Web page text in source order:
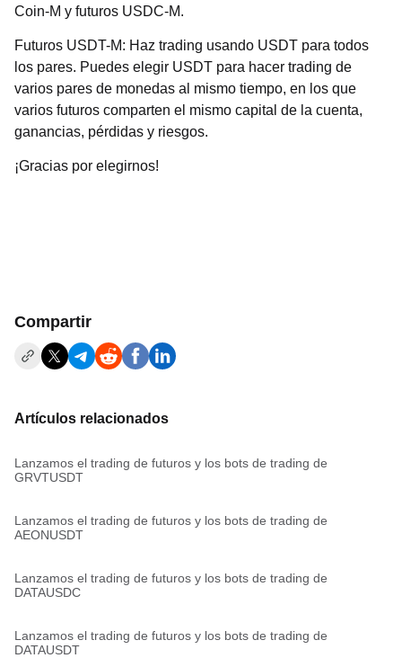
Coin-M y futuros USDC-M.
Futuros USDT-M: Haz trading usando USDT para todos
los pares. Puedes elegir USDT para hacer trading de
varios pares de monedas al mismo tiempo, en los que
varios futuros comparten el mismo capital de la cuenta,
ganancias, pérdidas y riesgos.
¡Gracias por elegirnos!
Compartir
Artículos relacionados
Lanzamos el trading de futuros y los bots de trading de
GRVTUSDT
Lanzamos el trading de futuros y los bots de trading de
AEONUSDT
Lanzamos el trading de futuros y los bots de trading de
DATAUSDC
Lanzamos el trading de futuros y los bots de trading de
DATAUSDT